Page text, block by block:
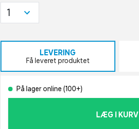
1
LEVERING
Få leveret produktet
På lager online (100+)
LÆG I KURV